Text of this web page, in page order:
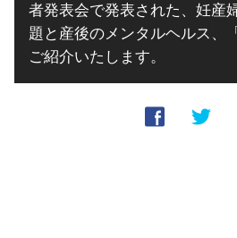
者発表会で発表された、妊産
題と産後のメンタルヘルス、
ご紹介いたします。